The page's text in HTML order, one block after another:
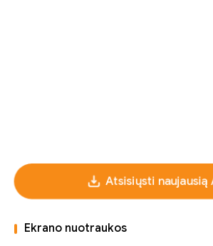
Atsisiųsti naujausią
Ekrano nuotraukos